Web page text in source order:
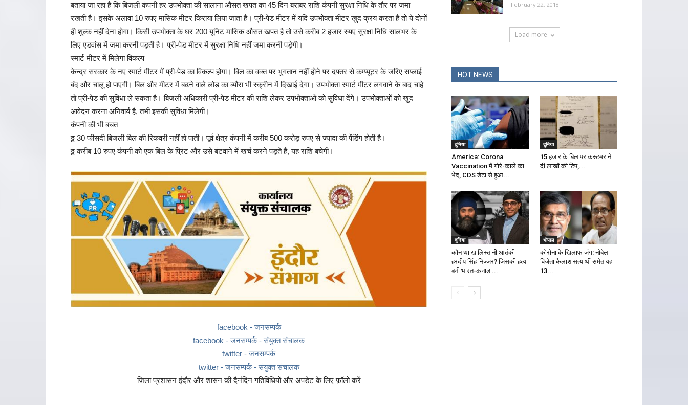
बताया जा रहा है कि बिजली कंपनी हर उपभोक्ता की सालाना औसत खपत का 45 दिन बराबर राशि कंपनी सुरक्षा निधि के तौर पर जमा
रखती है। इसके अलावा 10 रुपए मासिक मीटर किराया लिया जाता है। प्री-पेड मीटर में यदि उपभोक्ता मीटर खुद क्रय करता है तो ये दोनों
ही शुल्क नहीं देना होगा। किसी उपभोक्ता के घर 200 यूनिट मासिक औसत खपत है तो उसे करीब 2 हजार रुपए सुरक्षा निधि सालभर के
लिए एडवांस में जमा करनी पड़ती है। प्री-पेड मीटर में सुरक्षा निधि नहीं जमा करनी पड़ेगी।
स्मार्ट मीटर में मिलेगा विकल्प
केन्द्र सरकार के नए स्मार्ट मीटर में प्री-पेड का विकल्प होगा। बिल का वक्त पर भुगतान नहीं होने पर दफ्तर से कम्प्यूटर के जरिए सप्लाई
बंद और चालू हो पाएगी। बिल और मीटर में बढऩे वाले लोड का ब्यौरा भी स्क्रीन में दिखाई देगा। उपभोक्ता स्मार्ट मीटर लगवाने के बाद चाहे
तो प्री-पेड की सुविधा ले सकता है। बिजली अधिकारी प्री-पेड मीटर की राशि लेकर उपभोक्ताओं को सुविधा देंगे। उपभोक्ताओं को खुद
आवेदन करना अनिवार्य है, तभी इसकी सुविधा मिलेगी।
कंपनी की भी बचत
ठ्ठ 30 फीसदी बिजली बिल की रिकवरी नहीं हो पाती। पूर्व क्षेत्र कंपनी में करीब 500 करोड़ रुपए से ज्यादा की पेंडिंग होती है।
ठ्ठ करीब 10 रुपए कंपनी को एक बिल के प्रिंट और उसे बंटवाने में खर्च करने पड़ते हैं, यह राशि बचेगी।
facebook - जनसम्पर्क
facebook - जनसम्पर्क - संयुक्त संचालक
twitter - जनसम्पर्क
twitter - जनसम्पर्क - संयुक्त संचालक
जिला प्रशासन इंदौर और शासन की दैनंदिन गतिविधियों और अपडेट के लिए फ़ॉलो करें
February 22, 2018
Load more
HOT NEWS
दुनिया
America: Corona
Vaccination में गोरे-काले का
भेद, CDS डेटा से हुआ...
दुनिया
15 हजार के बिल पर कस्टमर ने
दी लाखों की टिप,...
दुनिया
कौन था खालिस्तानी आतंकी
हरदीप सिंह निज्जर? जिसकी हत्या
बनी भारत-कनाडा...
भोपाल
कोरोना के खिलाफ जंग: नोबेल
विजेता कैलाश सत्यार्थी समेत यह
13...